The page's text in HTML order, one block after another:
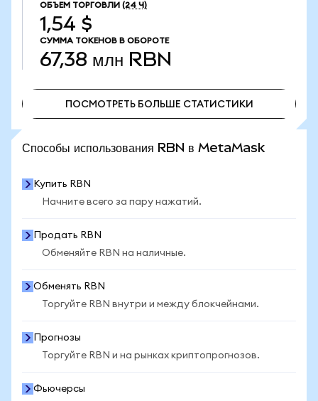
ОБЪЕМ ТОРГОВЛИ (24 Ч)
1,54 $
СУММА ТОКЕНОВ В ОБОРОТЕ
67,38 млн RBN
ПОСМОТРЕТЬ БОЛЬШЕ СТАТИСТИКИ
Способы использования RBN в MetaMask
Купить RBN
Начните всего за пару нажатий.
Продать RBN
Обменяйте RBN на наличные.
Обменять RBN
Торгуйте RBN внутри и между блокчейнами.
Прогнозы
Торгуйте RBN и на рынках криптопрогнозов.
Фьючерсы